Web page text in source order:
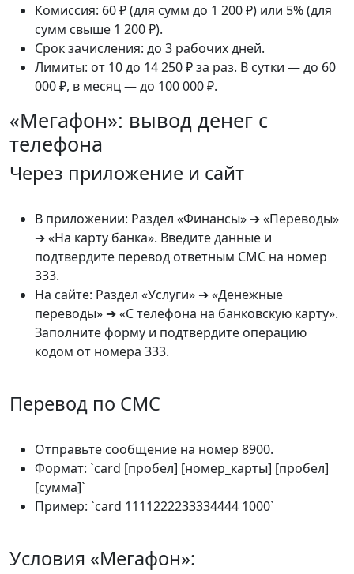
Комиссия: 60 ₽ (для сумм до 1 200 ₽) или 5% (для
сумм свыше 1 200 ₽).
Срок зачисления: до 3 рабочих дней.
Лимиты: от 10 до 14 250 ₽ за раз. В сутки — до 60
000 ₽, в месяц — до 100 000 ₽.
«Мегафон»: вывод денег с
телефона
Через приложение и сайт
В приложении: Раздел «Финансы» ➔ «Переводы»
➔ «На карту банка». Введите данные и
подтвердите перевод ответным СМС на номер
333.
На сайте: Раздел «Услуги» ➔ «Денежные
переводы» ➔ «С телефона на банковскую карту».
Заполните форму и подтвердите операцию
кодом от номера 333.
Перевод по СМС
Отправьте сообщение на номер 8900.
Формат: `card [пробел] [номер_карты] [пробел]
[сумма]`
Пример: `card 1111222233334444 1000`
Условия «Мегафон»: